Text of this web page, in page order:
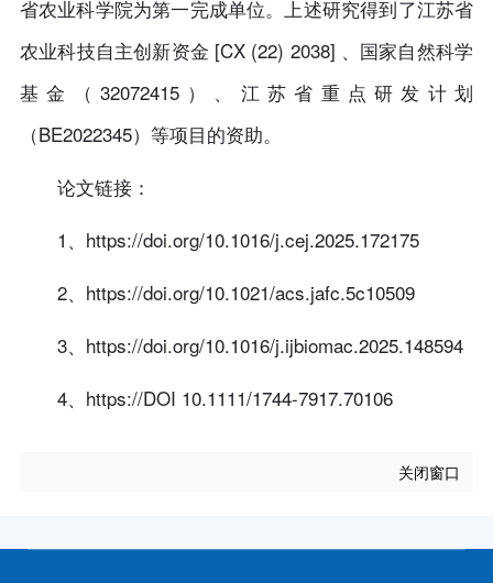
省农业科学院为第一完成单位。上述研究得到了江苏省
农业科技自主创新资金 [CX (22) 2038] 、国家自然科学
基金（32072415）、江苏省重点研发计划
（BE2022345）等项目的资助。
论文链接：
1、https://doi.org/10.1016/j.cej.2025.172175
2、https://doi.org/10.1021/acs.jafc.5c10509
3、https://doi.org/10.1016/j.ijbiomac.2025.148594
4、https://DOI 10.1111/1744-7917.70106
关闭窗口